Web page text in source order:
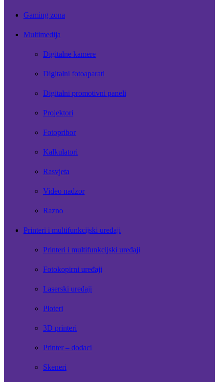
Gaming zona
Multimedija
Digitalne kamere
Digitalni fotoaparati
Digitalni promotivni paneli
Projektori
Fotopribor
Kalkulatori
Rasvjeta
Video nadzor
Razno
Printeri i multifunkcijski uređaji
Printeri i multifunkcijski uređaji
Fotokopirni uređaji
Laserski uređaji
Ploteri
3D printeri
Printer – dodaci
Skeneri